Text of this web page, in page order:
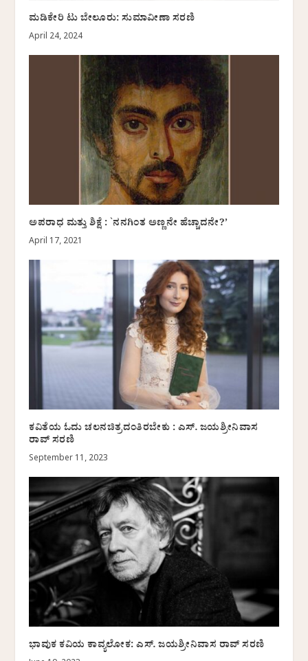
ಮಡಿಕೇರಿ ಟು ಬೇಲೂರು: ಸುಮಾವೀಣಾ ಸರಣಿ
April 24, 2024
ಅಪರಾಧ ಮತ್ತು ಶಿಕ್ಷೆ : `ನನಗಿಂತ ಅಣ್ಣನೇ ಹೆಚ್ಚಾದನೇ?’
April 17, 2021
ಕವಿತೆಯ ಓದು ಚಲನಚಿತ್ರದಂತಿರಬೇಕು : ಎಸ್.‌ ಜಯಶ್ರೀನಿವಾಸ
ರಾವ್ ಸರಣಿ
September 11, 2023
ಭಾವುಕ ಕವಿಯ ಕಾವ್ಯಲೋಕ: ಎಸ್.‌ ಜಯಶ್ರೀನಿವಾಸ ರಾವ್ ಸರಣಿ